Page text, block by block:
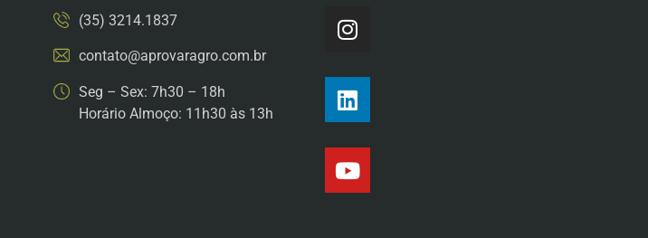
(35) 3214.1837
contato@aprovaragro.com.br
Seg – Sex: 7h30 – 18h
Horário Almoço: 11h30 às 13h